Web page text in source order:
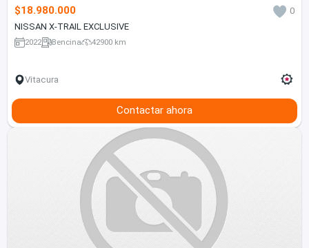
$18.980.000
0
NISSAN X-TRAIL EXCLUSIVE
2022 Bencina 42900 km
Vitacura
Contactar ahora